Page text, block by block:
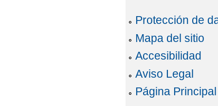
Protección de
Mapa del sitio
Accesibilidad
Aviso Legal
Página Principal